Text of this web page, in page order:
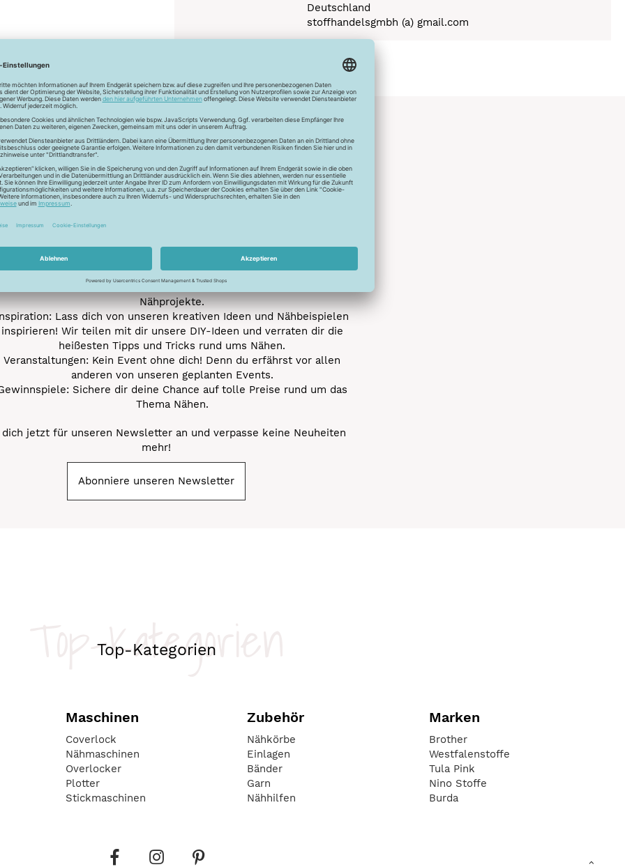
Deutschland
stoffhandelsgmbh (a) gmail.com
Unser Newsletter
Newsletter
jetzt unseren exklusiven Newsletter und profitiere von zahlreichen
von unseren Aktionen und Rabatten!
Neue Stoffe entdecken: Wir informieren dich regelmäßig über die
neuesten Stofftrends der Saison. Plane mit uns deine neuen
Nähprojekte.
Lass dich von unseren kreativen Ideen und Nähbeispielen
inspirieren! Wir teilen mit dir unsere DIY-Ideen und verraten dir die
heißesten Tipps und Tricks rund ums Nähen.
Veranstaltungen: Kein Event ohne dich! Denn du erfährst vor allen
anderen von unseren geplanten Events.
Sichere dir deine Chance auf tolle Preise rund um das
Thema Nähen.
jetzt für unseren Newsletter an und verpasse keine Neuheiten
mehr!
Abonniere unseren Newsletter
Top-Kategorien
Top-Kategorien
Maschinen
Coverlock
Nähmaschinen
Overlocker
Plotter
Stickmaschinen
Zubehör
Nähkörbe
Einlagen
Bänder
Garn
Nähhilfen
Marken
Brother
Westfalenstoffe
Tula Pink
Nino Stoffe
Burda